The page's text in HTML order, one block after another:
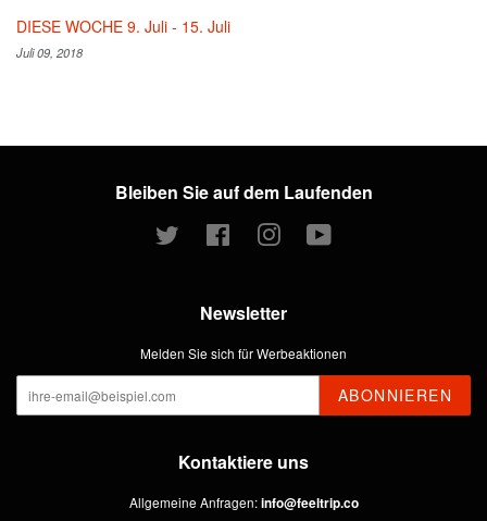
DIESE WOCHE 9. Juli - 15. Juli
Juli 09, 2018
Bleiben Sie auf dem Laufenden
Twitter Facebook Instagram
Newsletter
Melden Sie sich für Werbeaktionen
ABONNIEREN
Kontaktiere uns
Allgemeine Anfragen:info@feeltrip.co